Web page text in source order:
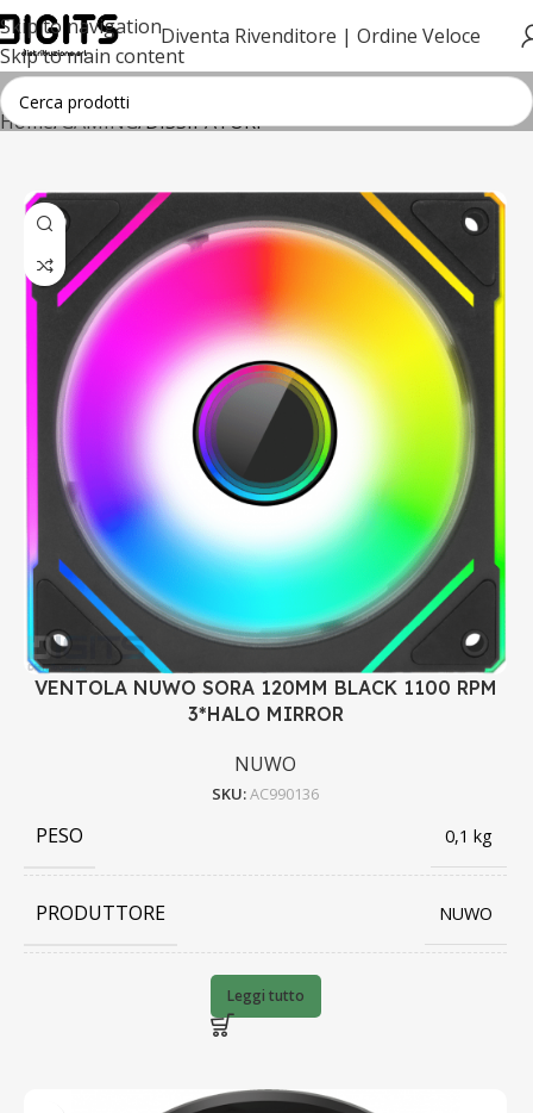
Skip to navigation
Skip to main content
Diventa Rivenditore | Ordine Veloce
Home GAMING DISSIPATORI
VENTOLA NUWO SORA 120MM BLACK 1100 RPM
3*HALO MIRROR
NUWO
SKU:AC990136
PESO 0,1 kg
PRODUTTORE NUWO
Leggi tutto